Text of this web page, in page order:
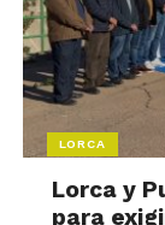
LORCA
Lorca y
para